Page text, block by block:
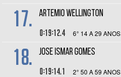
17. ARTEMIO WELLINGTON
0:19:12.4 6° 14 A 29 ANOS
18. JOSE ISMAR GOMES
0:19:14.1 2° 50 A 59 ANOS